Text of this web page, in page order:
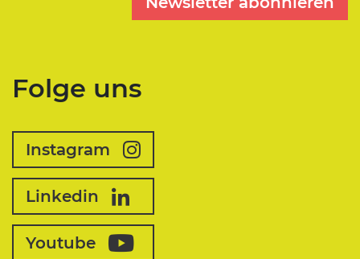
Folge uns
Instagram
Linkedin
Youtube